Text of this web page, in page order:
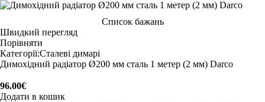
Список бажань
Швидкий перегляд
Порівняти
Категорії:Сталеві димарі
Димохідний радіатор Ø200 мм сталь 1 метер (2 мм) Darco
96.00€
Додати в кошик